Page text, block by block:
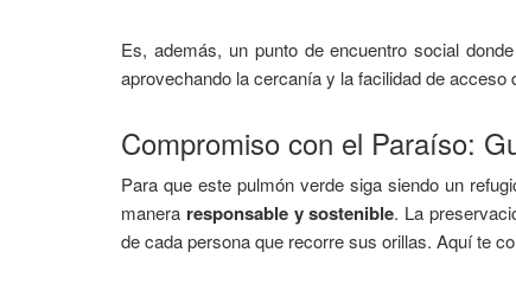
Es, además, un punto de encuentro social
aprovechando la cercanía y la facilidad de acceso
Compromiso con el Paraíso:
Para que este pulmón verde siga siendo un
manera responsable y sostenible. La
de cada persona que recorre sus orillas. Aquí te